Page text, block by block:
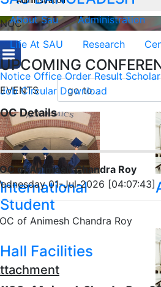
About Sau Administration
Life At SAU
Research
UPCOMING
EVENTS
International
Student
Hall Facilities
NOC
Notice Office Order Result
Job Circular Download
Details
of Animesh Chandra Roy
01-Jul-2026 [04:07:43]
of Animesh Chandra Roy